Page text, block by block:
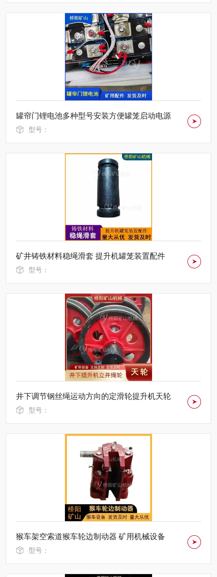
罐帘门锂电池多种型号安装方便罐笼启动电源
型号：
矿井铸铁材料稳绳滑套 提升机罐笼装置配件
型号：
井下调节钢丝绳运动方向的定滑轮提升机天轮
型号：
猴车架空索道猴车轮边制动器 矿用机械设备
型号：